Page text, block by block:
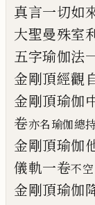
真言一切如
大聖曼殊室
五字瑜伽法
金剛頂經觀
金剛頂瑜伽
卷亦名瑜伽總
金剛頂瑜伽
儀軌一卷不空
金剛頂瑜伽